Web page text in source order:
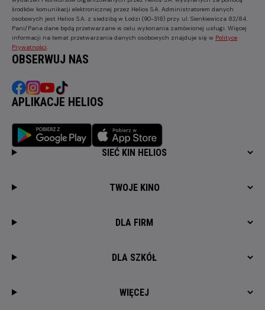
środków komunikacji elektronicznej przez Helios S.A. Administratorem danych
osobowych jest Helios S.A. z siedzibą w Łodzi (90-318) przy ul. Sienkiewicza 82/84.
Pani/Pana dane będą przetwarzane w celu wykonania zamówionej usługi. Więcej
informacji na temat przetwarzania danych osobowych znajduje się w Polityce
Prywatności
OBSERWUJ NAS
APLIKACJE HELIOS
SIEĆ KIN HELIOS
TWOJE KINO
DLA FIRM
DLA SZKÓŁ
WIĘCEJ